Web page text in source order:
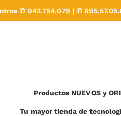
✆ 942.754.079 | ✆
Productos NUEVOS y
Tu mayor tienda de